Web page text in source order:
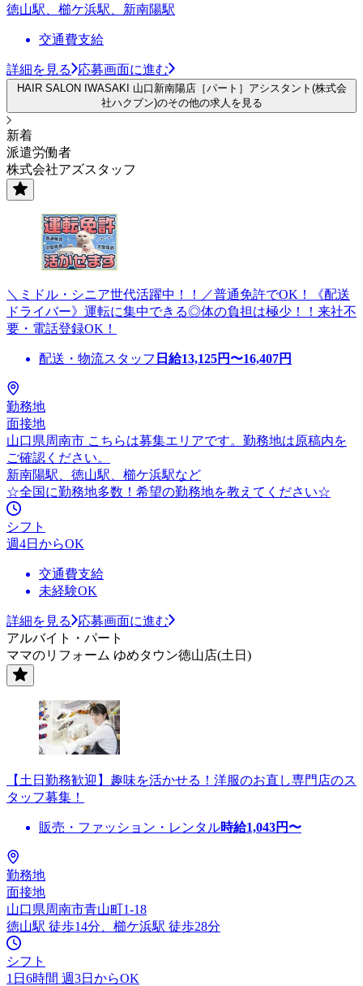
徳山駅、櫛ケ浜駅、新南陽駅
交通費支給
詳細を見る 応募画面に進む
HAIR SALON IWASAKI 山口新南陽店［パート］アシスタント(株式会
社ハクブン)のその他の求人を見る
新着
派遣労働者
株式会社アズスタッフ
＼ミドル・シニア世代活躍中！！／普通免許でOK！《配送
ドライバー》運転に集中できる◎体の負担は極少！！来社不
要・電話登録OK！
配送・物流スタッフ 日給13,125円〜16,407円
勤務地
面接地
山口県周南市 こちらは募集エリアです。勤務地は原稿内を
ご確認ください。
新南陽駅、徳山駅、櫛ケ浜駅など
☆全国に勤務地多数！希望の勤務地を教えてください☆
シフト
週4日からOK
交通費支給
未経験OK
詳細を見る
応募画面に進む
アルバイト・パート
ママのリフォーム ゆめタウン徳山店(土日)
【土日勤務歓迎】趣味を活かせる！洋服のお直し専門店のス
タッフ募集！
販売・ファッション・レンタル時給1,043円〜
勤務地
面接地
山口県周南市青山町1-18
徳山駅 徒歩14分、櫛ケ浜駅 徒歩28分
シフト
1日6時間 週3日からOK